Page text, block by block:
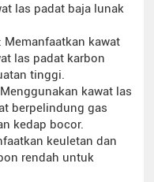
las padat baja lunak
kawat
las padat karbon
tinggi.
kawat las
berpelindung gas
kedap bocor.
keuletan dan
rendah untuk